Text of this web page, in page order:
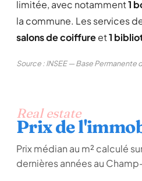
limitée, avec notamment1
la commune. Les services
salons de coiffureet1
Source : INSEE — Base
Real estate
Prix de
Prix médian au m² calculé
dernières années au